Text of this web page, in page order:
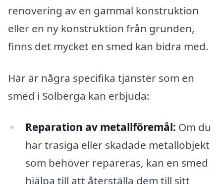
renovering av en gammal konstruktion
eller en ny konstruktion från grunden,
finns det mycket en smed kan bidra med.
Här är några specifika tjänster som en
smed i Solberga kan erbjuda:
Reparation av metallföremål: Om du
har trasiga eller skadade metallobjekt
som behöver repareras, kan en smed
hjälpa till att återställa dem till sitt